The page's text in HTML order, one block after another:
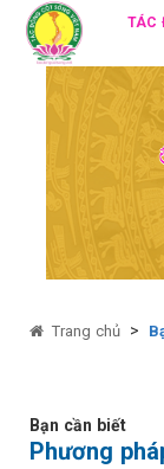
TÁC
Trang chủ >
Bạn cần biết
Phương